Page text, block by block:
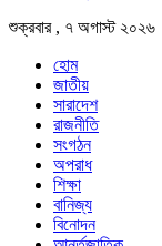
শুক্রবার , ৭ অগাস্ট ২০২৬
হোম
জাতীয়
সারাদেশ
রাজনীতি
সংগঠন
অপরাধ
শিক্ষা
বানিজ্য
বিনোদন